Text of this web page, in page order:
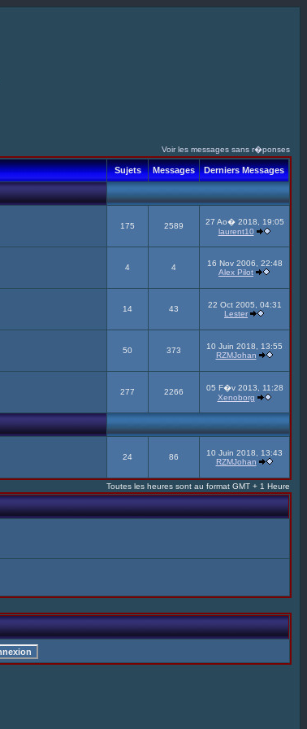
Voir les messages sans r�ponses
Sujets Messages Derniers Messages
175 2589
27 Ao� 2018, 19:05
laurent10
4 4
16 Nov 2006, 22:48
Alex Pilot
14 43
22 Oct 2005, 04:31
Lester
50 373
10 Juin 2018, 13:55
RZMJohan
277 2266
05 F�v 2013, 11:28
Xenoborg
24 86
10 Juin 2018, 13:43
RZMJohan
Toutes les heures sont au format GMT + 1 Heure